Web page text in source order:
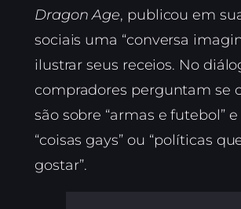
Dragon Age, publicou em
sociais uma “conversa
ilustrar seus receios. No
compradores perguntam se
são sobre “armas e futebol”
“coisas gays” ou “políticas
gostar”.